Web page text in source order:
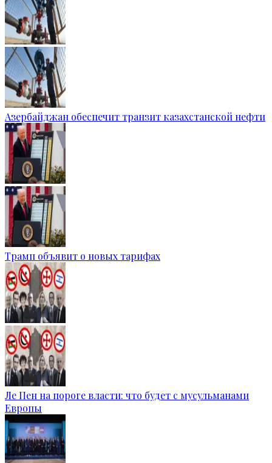
Азербайджан обеспечит транзит казахстанской нефти
Трамп объявит о новых тарифах
Ле Пен на пороге власти: что будет с мусульманами
Европы